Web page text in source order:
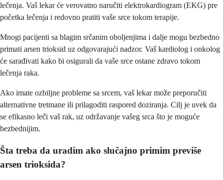
lečenja. Vaš lekar će verovatno naručiti elektrokardiogram (EKG) pre
početka lečenja i redovno pratiti vaše srce tokom terapije.
Mnogi pacijenti sa blagim srčanim oboljenjima i dalje mogu bezbedno
primati arsen trioksid uz odgovarajući nadzor. Vaš kardiolog i onkolog
će sarađivati kako bi osigurali da vaše srce ostane zdravo tokom
lečenja raka.
Ako imate ozbiljne probleme sa srcem, vaš lekar može preporučiti
alternativne tretmane ili prilagoditi raspored doziranja. Cilj je uvek da
se efikasno leči vaš rak, uz održavanje vašeg srca što je moguće
bezbednijim.
Šta treba da uradim ako slučajno primim previše
arsen trioksida?